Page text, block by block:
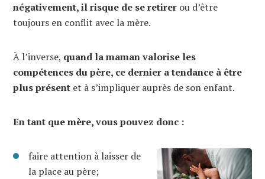
négativement, il risque de se retirer ou d’être
toujours en conflit avec la mère.
À l’inverse, quand la maman valorise les
compétences du père, ce dernier a tendance à être
plus présent et à s’impliquer auprès de son enfant.
En tant que mère, vous pouvez donc :
faire attention à laisser de
la place au père;